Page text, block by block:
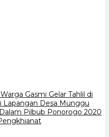
Gasmi Gelar Tahlil di
Lapangan Desa Munggu
Pilbub Ponorogo 2020